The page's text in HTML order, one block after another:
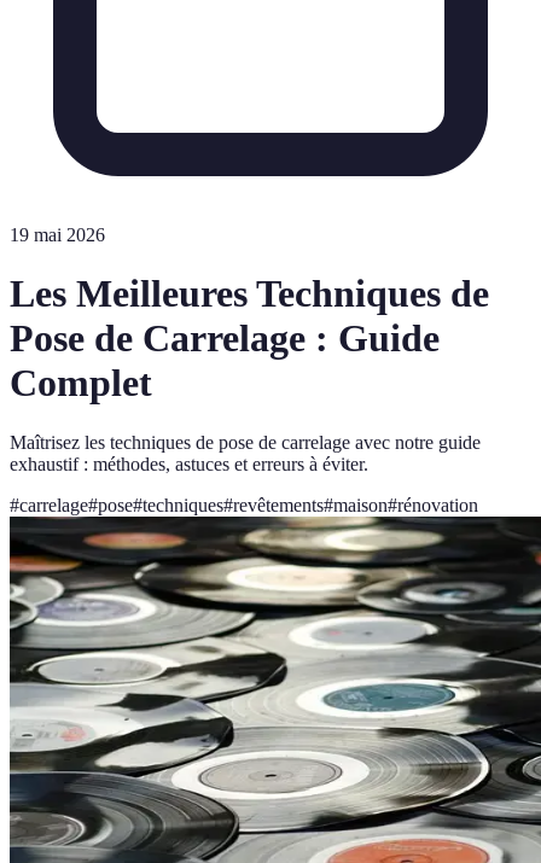
19 mai 2026
Les Meilleures Techniques de
Pose de Carrelage : Guide
Complet
Maîtrisez les techniques de pose de carrelage avec notre guide
exhaustif : méthodes, astuces et erreurs à éviter.
#carrelage#pose#techniques#revêtements#maison#rénovation